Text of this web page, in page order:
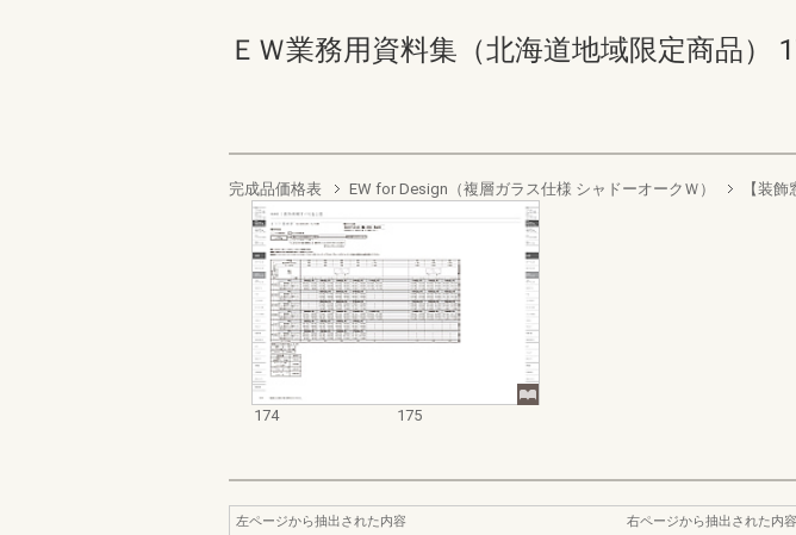
ＥＷ業務用資料集（北海道地域限定商品）
完成品価格表 EW for Design（複層ガラス仕様 シャドーオークＷ） 【装
174 175
左ページから抽出された内容
右ページから抽出された内容